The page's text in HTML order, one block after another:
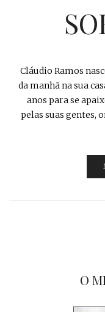
Cláudio Ramos
da manhã na sua
anos para se
pelas suas gentes,
O